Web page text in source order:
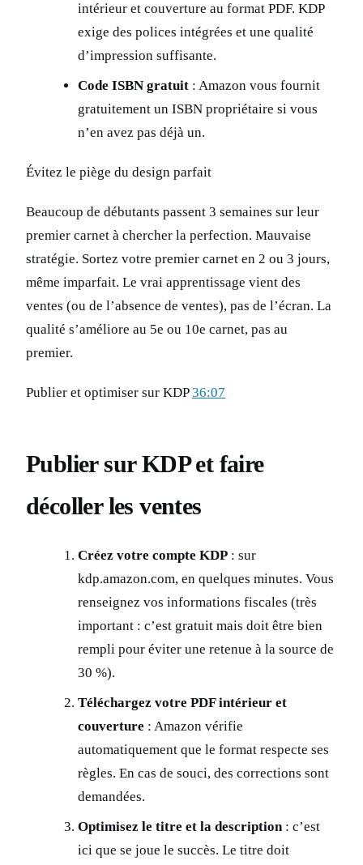
intérieur et couverture au format PDF. KDP
exige des polices intégrées et une qualité
d’impression suffisante.
Code ISBN gratuit : Amazon vous fournit
gratuitement un ISBN propriétaire si vous
n’en avez pas déjà un.
Évitez le piège du design parfait
Beaucoup de débutants passent 3 semaines sur leur
premier carnet à chercher la perfection. Mauvaise
stratégie. Sortez votre premier carnet en 2 ou 3 jours,
même imparfait. Le vrai apprentissage vient des
ventes (ou de l’absence de ventes), pas de l’écran. La
qualité s’améliore au 5e ou 10e carnet, pas au
premier.
Publier et optimiser sur KDP36:07
Publier sur KDP et faire
décoller les ventes
Créez votre compte KDP : sur
kdp.amazon.com, en quelques minutes. Vous
renseignez vos informations fiscales (très
important : c’est gratuit mais doit être bien
rempli pour éviter une retenue à la source de
30 %).
Téléchargez votre PDF intérieur et
couverture : Amazon vérifie
automatiquement que le format respecte ses
règles. En cas de souci, des corrections sont
demandées.
Optimisez le titre et la description: c’est
ici que se joue le succès. Le titre doit